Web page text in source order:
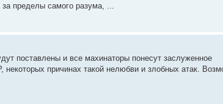
пределы самого разума, ...
поставлены и все махинаторы понесут заслуженное
причинах такой нелюбви и злобных атак.